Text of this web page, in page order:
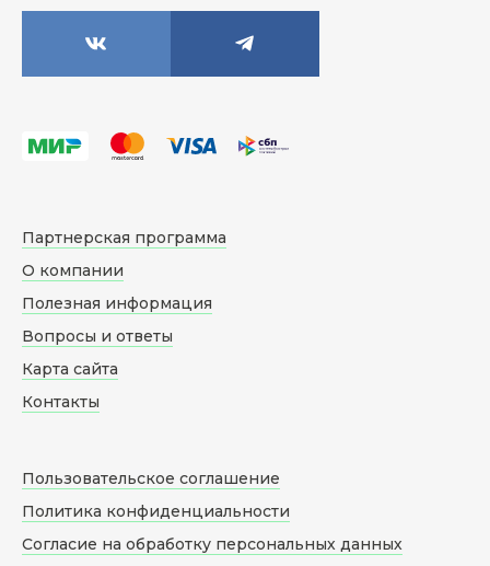
Партнерская программа
О компании
Полезная информация
Вопросы и ответы
Карта сайта
Контакты
Пользовательское соглашение
Политика конфиденциальности
Согласие на обработку персональных данных